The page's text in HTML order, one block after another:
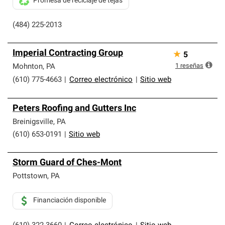
(484) 225-2013
Imperial Contracting Group
Mohnton, PA
(610) 775-4663
Correo electrónico Sitio web
★ 5
1 reseñas
Peters Roofing and Gutters Inc
Breinigsville, PA
(610) 653-0191
Sitio web
Storm Guard of Ches-Mont
Pottstown, PA
Financiación disponible